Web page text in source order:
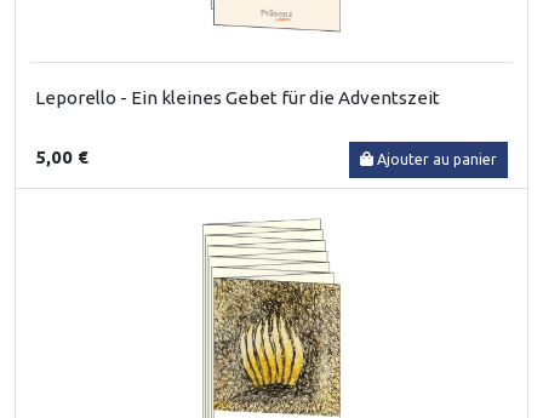
Leporello - Ein kleines Gebet für die Adventszeit
5,00 € Ajouter au panier